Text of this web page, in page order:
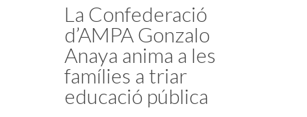
La Confederació
d’AMPA Gonzalo
Anaya anima a les
famílies a triar
educació pública